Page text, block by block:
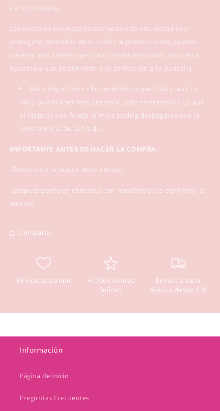
ver tu pantalla.
Las micas de Hidrogel se componen de una resina que
protege la pantallas de tu móvil. A primera vista, pueden
parecer más débiles que los cristales templado, pero esta
ayudará a que se adhieran a la perfección a la pantalla.
Nota importante : En modelos de pantalla curva la
mica pudiera ser mas pequeña, esto es necesario ya que
al instalar una funda la mica podría despegarse con la
interferencia de la funda.
IMPORTANTE ANTES DE HACER LA COMPRA:
-Selecciona la marca de tu celular
-Después ponte en contacto con nosotros para confirmar el
modelo
Compartir
Envíos con amor
+1000 clientes
felices
Envíos a todo
México desde $99
Información
Página de inicio
Preguntas Frecuentes